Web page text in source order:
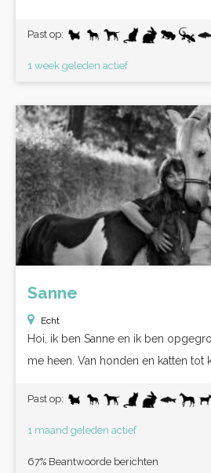
Past op:
1 week geleden actief
Sanne
Echt
Hoi, ik ben Sanne en ik ben
me heen. Van honden en katten tot
Past op:
1 maand geleden actief
67% Beantwoorde berichten